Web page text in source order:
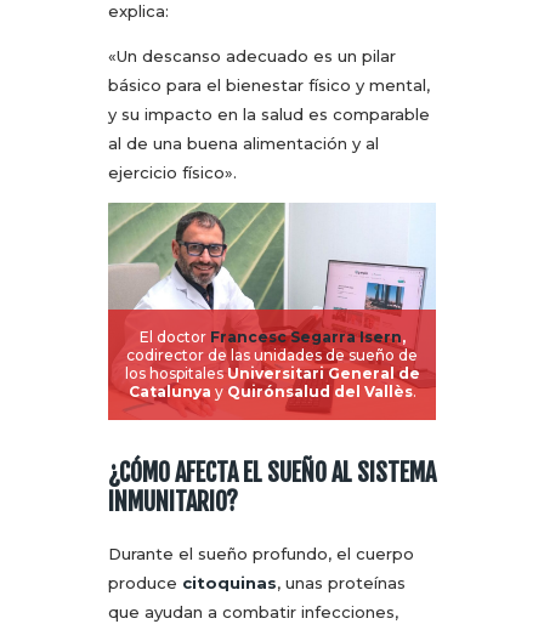
explica:
«Un descanso adecuado es un pilar
básico para el bienestar físico y mental,
y su impacto en la salud es comparable
al de una buena alimentación y al
ejercicio físico».
El doctor Francesc Segarra Isern,
codirector de las unidades de sueño de
los hospitalesUniversitari General de
Catalunya y Quirónsalud del Vallès.
¿CÓMO AFECTA EL SUEÑO AL SISTEMA
INMUNITARIO?
Durante el sueño profundo, el cuerpo
produce citoquinas, unas proteínas
que ayudan a combatir infecciones,